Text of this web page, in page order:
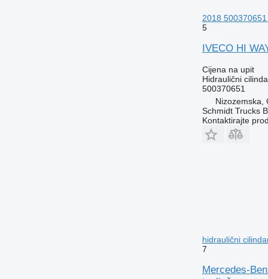
2018
5
IVECO HI
Cijena na upit
Hidraulični
500370651
Nizozemska,
Schmidt Trucks
Kontaktirajte
hidraulični
7
Mercedes-